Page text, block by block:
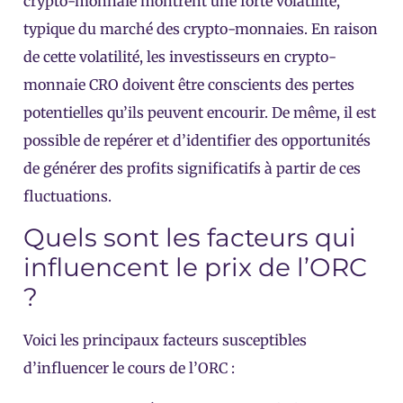
typique du marché des crypto-monnaies. En raison
de cette volatilité, les investisseurs en crypto-
monnaie CRO doivent être conscients des pertes
potentielles qu’ils peuvent encourir. De même, il est
possible de repérer et d’identifier des opportunités
de générer des profits significatifs à partir de ces
fluctuations.
Quels sont les facteurs qui
influencent le prix de l’ORC
?
Voici les principaux facteurs susceptibles
d’influencer le cours de l’ORC :